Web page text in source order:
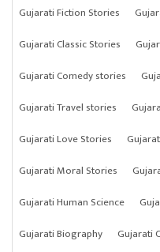
Gujarati Fiction Stories
Gujarati Classic Stories
Gujarati Comedy stories
Gujarati Travel stories
Gujarati Love Stories
Gujarati Moral Stories
Gujarati Human Science
Gujarati Biography
Gujarati